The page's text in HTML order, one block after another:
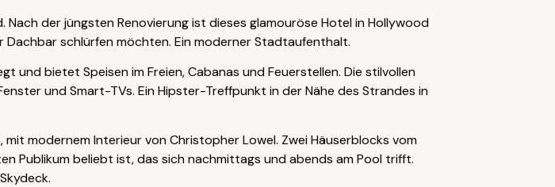
der jüngsten Renovierung ist dieses glamouröse Hotel in Hollywood
Dachbar schlürfen möchten. Ein moderner Stadtaufenthalt.
und bietet Speisen im Freien, Cabanas und Feuerstellen. Die stilvollen
und Smart-TVs. Ein Hipster-Treffpunkt in der Nähe des Strandes in
modernem Interieur von Christopher Lowel. Zwei Häuserblocks vom
Publikum beliebt ist, das sich nachmittags und abends am Pool trifft.